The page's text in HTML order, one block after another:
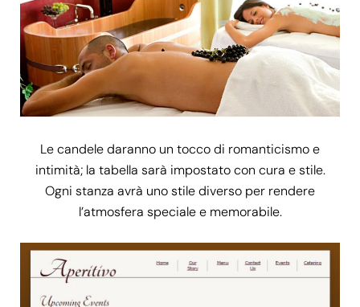
Le candele daranno un tocco di romanticismo e
intimità; la tabella sarà impostato con cura e stile.
Ogni stanza avrà uno stile diverso per rendere
l’atmosfera speciale e memorabile.